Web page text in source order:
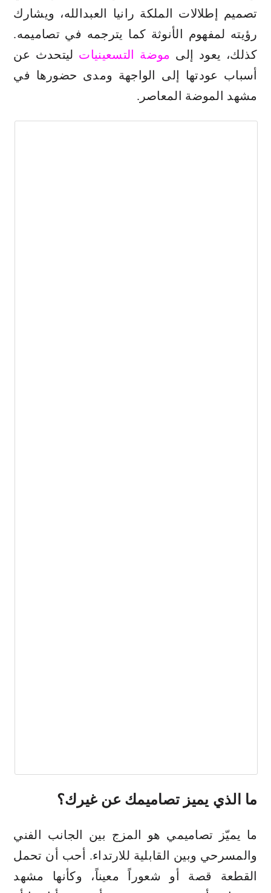
تصميم إطلالات الملكة رانيا العبدالله، ويشارك
رؤيته لمفهوم الأنوثة كما يترجمه في تصاميمه.
كذلك، يعود إلى موضة التسعينيات ليتحدث عن
أسباب عودتها إلى الواجهة ومدى حضورها في
مشهد الموضة المعاصر.
ما الذي يميز تصاميمك عن غيرك؟
ما يميّز تصاميمي هو المزج بين الجانب الفني
والمسرحي وبين القابلية للارتداء. أحب أن تحمل
القطعة قصة أو شعوراً معيناً، وكأنها مشهد